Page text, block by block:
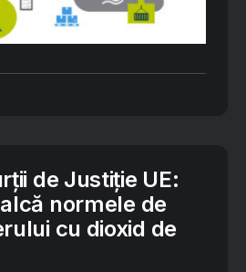
de Justiție UE:
normele de
cu dioxid de